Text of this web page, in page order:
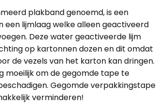
plakband genoemd, is een
een lijmlaag welke alleen geactiveerd
Deze water geactiveerde lijm
op kartonnen dozen en dit omdat
de vezels van het karton kan dringen.
moeilijk om de gegomde tape te
Gegomde verpakkingstape
verminderen!